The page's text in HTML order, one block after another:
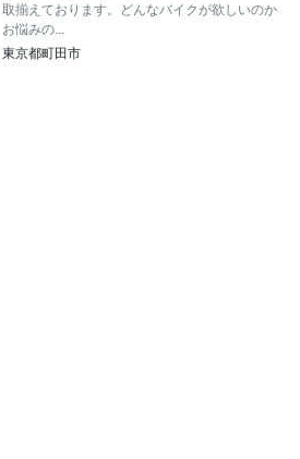
取揃えております。どんなバイクが欲しいのか
お悩みの...
東京都町田市